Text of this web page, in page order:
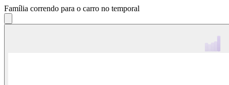
Família correndo para o carro no temporal